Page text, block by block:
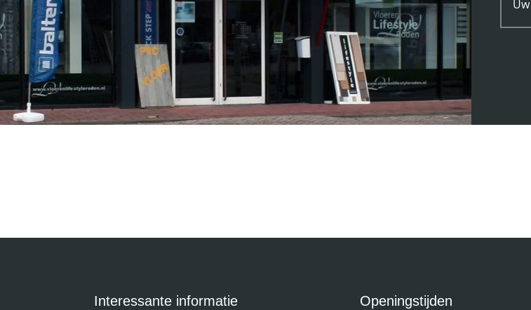
Interessante informatie Openingstijden